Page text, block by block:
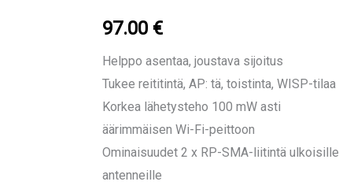
97.00€
Helppo asentaa, joustava sijoitus
Tukee reititintä, AP: tä, toistinta, WISP-tilaa
Korkea lähetysteho 100 mW asti
äärimmäisen Wi-Fi-peittoon
Ominaisuudet 2 x RP-SMA-liitintä ulkoisille
antenneille